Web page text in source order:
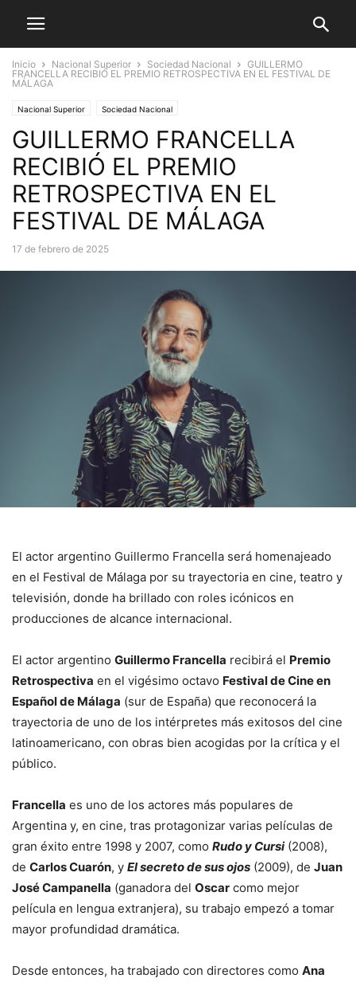
Inicio Nacional Superior Sociedad Nacional
GUILLERMO
FRANCELLA RECIBIÓ EL PREMIO RETROSPECTIVA EN EL FESTIVAL DE
MÁLAGA
Nacional Superior Sociedad Nacional
GUILLERMO FRANCELLA
RECIBIÓ EL PREMIO
RETROSPECTIVA EN EL
FESTIVAL DE MÁLAGA
17 de febrero de 2025
El actor argentino Guillermo Francella será homenajeado
en el Festival de Málaga por su trayectoria en cine, teatro y
televisión, donde ha brillado con roles icónicos en
producciones de alcance internacional.
El actor argentino Guillermo Francella recibirá el Premio
Retrospectiva en el vigésimo octavo Festival de Cine en
Español de Málaga (sur de España) que reconocerá la
trayectoria de uno de los intérpretes más exitosos del cine
latinoamericano, con obras bien acogidas por la crítica y el
público.
Francella es uno de los actores más populares de
Argentina y, en cine, tras protagonizar varias películas de
gran éxito entre 1998 y 2007, como Rudo y Cursi(2008),
de Carlos Cuarón, y El secreto de sus ojos (2009), de Juan
José Campanella (ganadora del Oscar como mejor
película en lengua extranjera), su trabajo empezó a tomar
mayor profundidad dramática.
Desde entonces, ha trabajado con directores como Ana